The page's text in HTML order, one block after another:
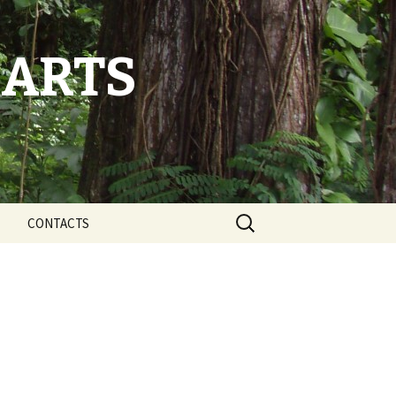
CONTACTS Rechercher :